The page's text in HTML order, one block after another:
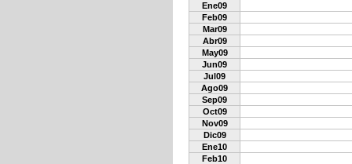
Ene09
Feb09
Mar09
Abr09
May09
Jun09
Jul09
Ago09
Sep09
Oct09
Nov09
Dic09
Ene10
Feb10